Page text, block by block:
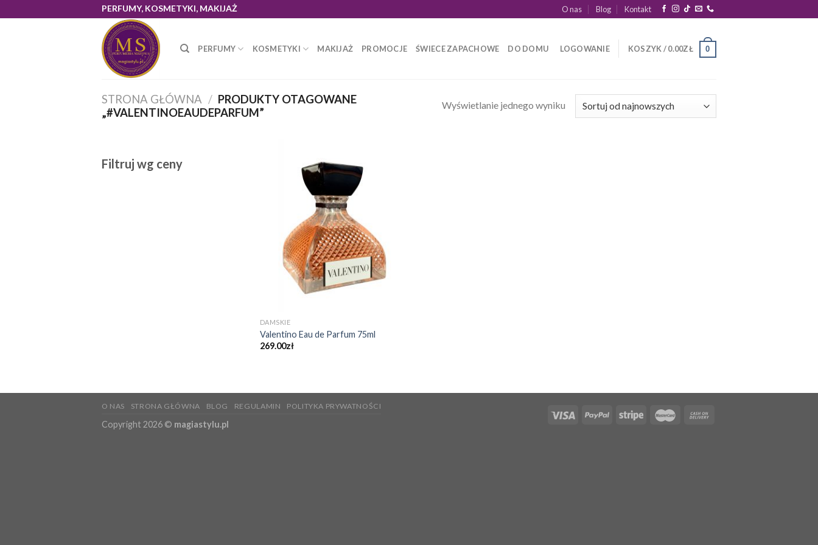
to
PERFUMY, KOSMETYKI, MAKIJAŻ O nas Blog Kontakt
PERFUMY KOSMETYKI MAKIJAŻ PROMOCJE ŚWIECE ZAPACHOWE DO DOMU LOGOWANIE KOSZYK /0.00ZŁ 0
STRONA GŁÓWNA / PRODUKTY OTAGOWANE
„#VALENTINOEAUDEPARFUM”
Wyświetlanie jednego wyniku
Filtruj wg ceny
DAMSKIE
Valentino Eau de Parfum 75ml
269.00zł
O NAS STRONA GŁÓWNA BLOG REGULAMIN POLITYKA PRYWATNOŚCI
Copyright 2026 © magiastylu.pl